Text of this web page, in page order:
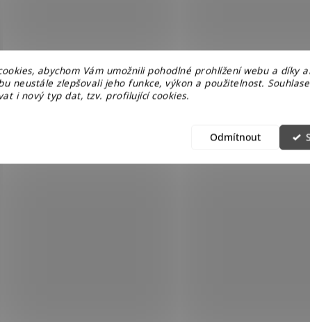
abychom Vám umožnili pohodlné prohlížení webu a díky
neustále zlepšovali jeho funkce, výkon a použitelnost.
i nový typ dat, tzv. profilující cookies.
Odmítnout